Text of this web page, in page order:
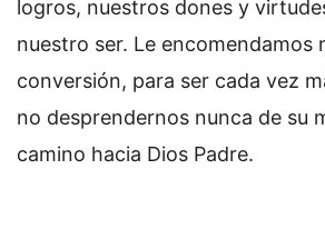
logros, nuestros dones y
nuestro ser. Le encomendamos
conversión, para ser cada vez
no desprendernos nunca de su
camino hacia Dios Padre.